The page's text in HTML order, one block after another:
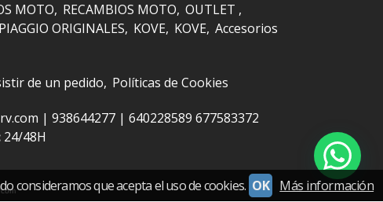
MOTO RECAMBIOS MOTO OUTLET
ORIGINALES KOVE KOVE Accesorios
de un pedido Políticas de Cookies
| 938644277| 640228589 677583372
24/48H
consideramos que acepta el uso de cookies. OK Más información